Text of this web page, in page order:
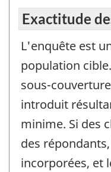
Exactitude
L'enquête est
population
sous-
introduit
minime. Si des
des
incorporées, et